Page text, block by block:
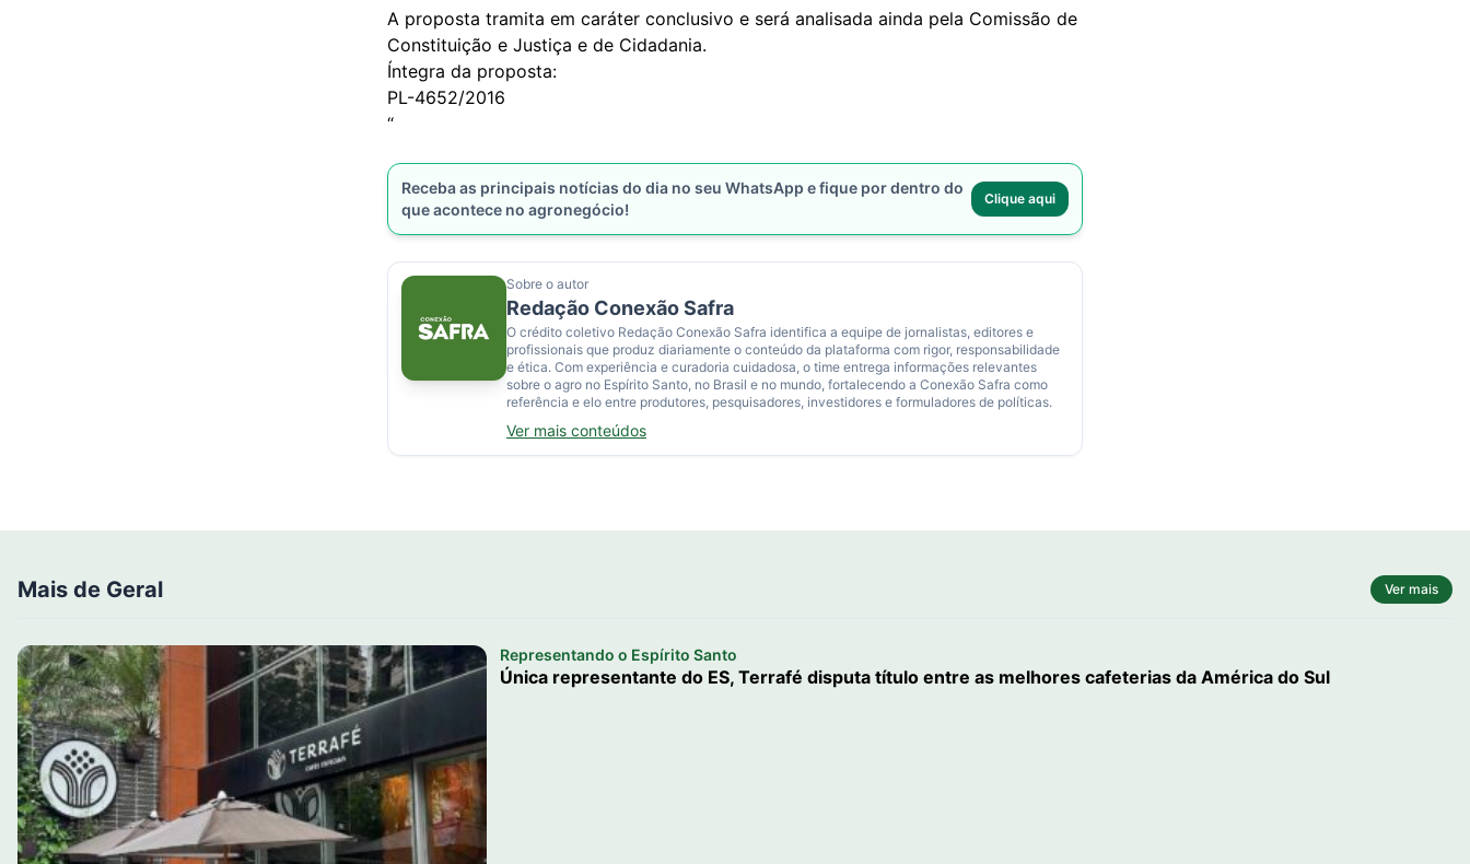
A proposta tramita em caráter conclusivo e será analisada ainda pela Comissão de
Constituição e Justiça e de Cidadania.
Íntegra da proposta:
PL-4652/2016
“
Receba as principais notícias do dia no seu WhatsApp e fique por dentro do
que acontece no agronegócio!
Clique aqui
Sobre o autor
Redação Conexão Safra
O crédito coletivo Redação Conexão Safra identifica a equipe de jornalistas, editores e
profissionais que produz diariamente o conteúdo da plataforma com rigor, responsabilidade
e ética. Com experiência e curadoria cuidadosa, o time entrega informações relevantes
sobre o agro no Espírito Santo, no Brasil e no mundo, fortalecendo a Conexão Safra como
referência e elo entre produtores, pesquisadores, investidores e formuladores de políticas.
Ver mais conteúdos
Mais de Geral Ver mais
Representando o Espírito Santo
Única representante do ES, Terrafé disputa título entre as melhores cafeterias da América do Sul